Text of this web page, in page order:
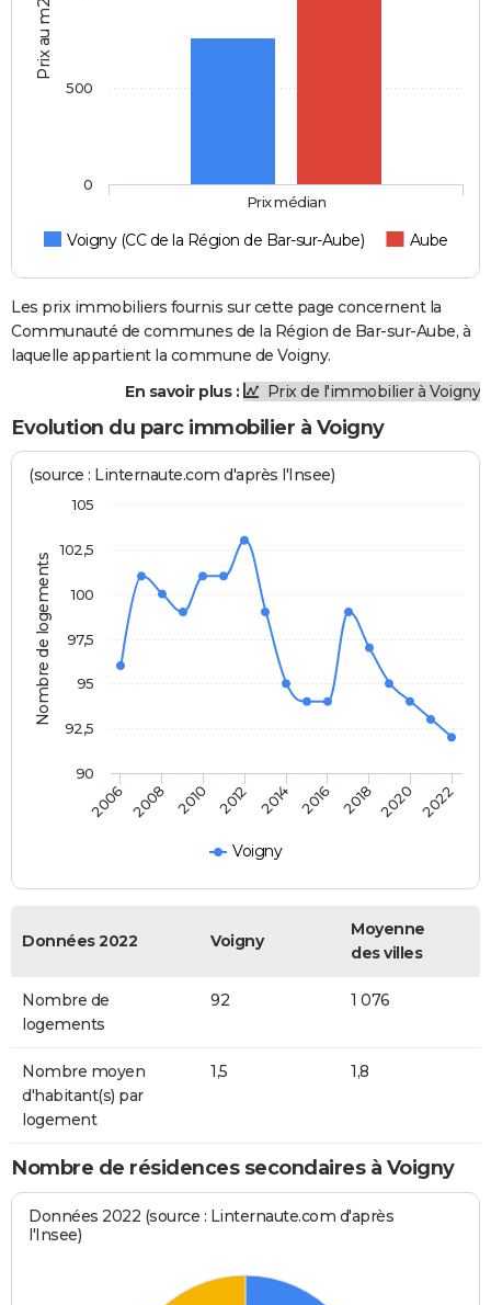
Prix au m2
Voigny (CC de la Région de Bar-sur-Aube) Aube
Prix médian
0
500
Les prix immobiliers fournis sur cette page concernent la
Communauté de communes de la Région de Bar-sur-Aube, à
laquelle appartient la commune de Voigny.
En savoir plus :
Prix de l'immobilier à Voigny
Evolution du parc immobilier à Voigny
Nombre de logements
(source : Linternaute.com d'après l'Insee)
Voigny
2006 2008 2010 2012 2014 2016 2018 2020 2022
90
92,5
95
97,5
100
102,5
105
Données 2022 Voigny
Moyenne
des villes
Nombre de
logements
92 1 076
Nombre moyen
d'habitant(s) par
logement
1,5 1,8
Nombre de résidences secondaires à Voigny
Données 2022 (source : Linternaute.com d'après
l'Insee)